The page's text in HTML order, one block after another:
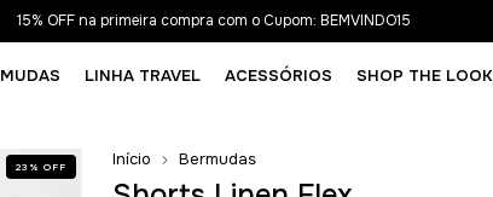
15% OFF na primeira compra com o Cupom: BEMVINDO15
LINHA TRAVEL ACESSÓRIOS SHOP THE LOOK
23 % OFF Início Bermudas